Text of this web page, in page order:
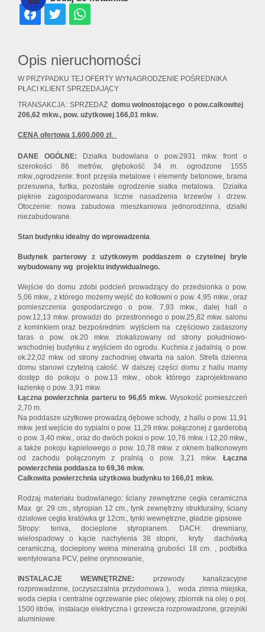
Opis nieruchomości
W PRZYPADKU TEJ OFERTY WYNAGRODZENIE POŚREDNIKA
PŁACI KLIENT SPRZEDAJĄCY
TRANSAKCJA : SPRZEDAŻ domu wolnostojącego o pow.całkowitej
206,62 mkw., pow. użytkowej 166,01 mkw.
CENA ofertowa 1.600.000 zł.
DANE OGÓLNE: Działka budowlana o pow.2931 mkw. front o
szerokości 86 metrów, głębokość 34 m. ogrodzone 1555
mkw.,ogrodzenie: front przęsła metalowe i elementy betonowe, brama
przesuwna, furtka, pozostałe ogrodzenie siatka metalowa. Działka
pięknie zagospodarowana liczne nasadzenia krzewów i drzew.
Otoczenie: nowa zabudowa mieszkaniowa jednorodzinna, działki
niezabudowane.
Stan budynku idealny do wprowadzenia.
Budynek parterowy z użytkowym poddaszem o czytelnej bryle
wybudowany wg projektu indywidualnego.
Wejście do domu zdobi podcień prowadzący do przedsionka o pow.
5,06 mkw., z którego możemy wejść do kotłowni o pow. 4,95 mkw., oraz
pomieszczenia gospodarczego o pow. 7,93 mkw., dalej hall o
pow.12,13 mkw. prowadzi do przestronnego o pow.25,82 mkw. salonu
z kominkiem oraz bezpośrednim wyjściem na częściowo zadaszony
taras o pow. ok.20 mkw. zlokalizowany od strony południowo-
wschodniej budynku z wyjściem do ogrodu. Kuchnia z jadalnią o pow.
ok.22,02 mkw. od strony zachodniej otwarta na salon. Strefa dzienna
domu stanowi czytelną całość. W dalszej części domu z hallu mamy
dostęp do pokoju o pow.13 mkw., obok którego zaprojektowano
łazienkę o pow. 3,91 mkw.
Łączna powierzchnia parteru to 96,65 mkw. Wysokość pomieszczeń
2,70 m.
Na poddasze użytkowe prowadzą dębowe schody, z hallu o pow. 11,91
mkw. jest wejście do sypialni o pow. 11,29 mkw. połączonej z garderobą
o pow. 3,40 mkw., oraz do dwóch pokoi o pow. 10,76 mkw. i 12,20 mkw.,
a także pokoju kąpielowego o pow. 10,78 mkw. z oknem balkonowym
od zachodu połączonym z pralnią o pow. 3,21 mkw.Łączna
powierzchnia poddasza to 69,36 mkw.
Całkowita powierzchnia użytkowa budynku to 166,01 mkw.
Rodzaj materiału budowlanego: ściany zewnętrzne cegła ceramiczna
Max gr. 29 cm., styropian 12 cm., tynk zewnętrzny strukturalny, ściany
działowe cegła kratówka gr 12cm., tynki wewnętrzne, gładzie gipsowe
Stropy: teriva, docieplone styropianem. DACH: drewniany,
wielospadowy o kącie nachylenia 38 stopni, kryty dachówką
ceramiczną, docieplony wełna mineralną grubości 18 cm. , podbitka
wentylowana PCV, pełne orynnowanie,
INSTALACJE WEWNĘTRZNE: przewody kanalizacyjne
rozprowadzone, (oczyszczalnia przydomowa ),
woda zimna miejska,
woda ciepła i centralne ogrzewanie piec olejowy, zbiornik na olej o poj.
1500 litrów, instalacje elektryczna i grzewcza rozprowadzone, grzejniki
aluminiowe.